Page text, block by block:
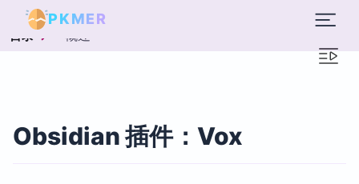
PKMER
目录 概述
Obsidian 插件：Vox